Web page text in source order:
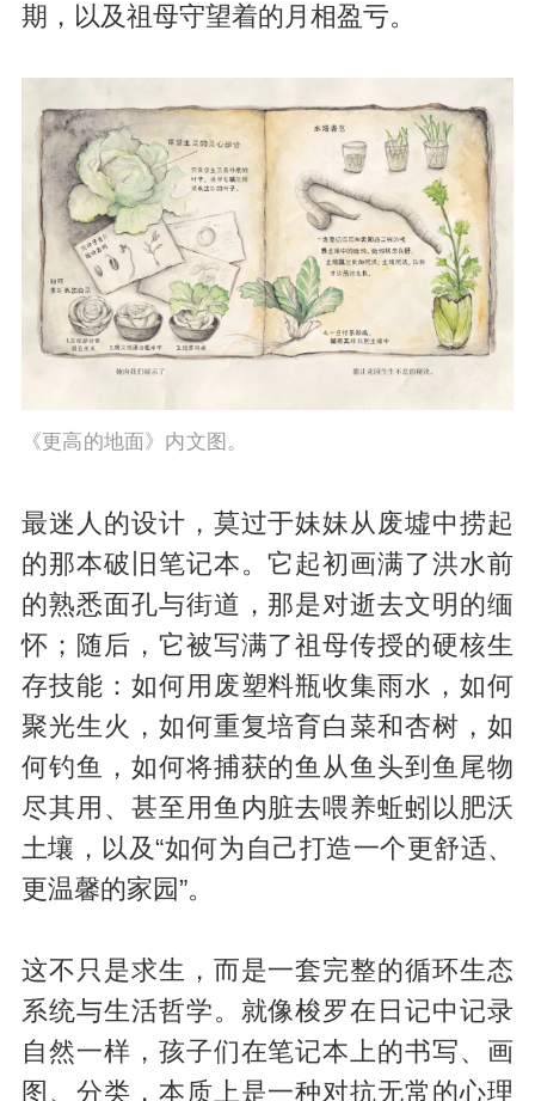
期，以及祖母守望着的月相盈亏。
《更高的地面》内文图。
最迷人的设计，莫过于妹妹从废墟中捞起
的那本破旧笔记本。它起初画满了洪水前
的熟悉面孔与街道，那是对逝去文明的缅
怀；随后，它被写满了祖母传授的硬核生
存技能：如何用废塑料瓶收集雨水，如何
聚光生火，如何重复培育白菜和杏树，如
何钓鱼，如何将捕获的鱼从鱼头到鱼尾物
尽其用、甚至用鱼内脏去喂养蚯蚓以肥沃
土壤，以及“如何为自己打造一个更舒适、
更温馨的家园”。
这不只是求生，而是一套完整的循环生态
系统与生活哲学。就像梭罗在日记中记录
自然一样，孩子们在笔记本上的书写、画
图、分类，本质上是一种对抗无常的心理